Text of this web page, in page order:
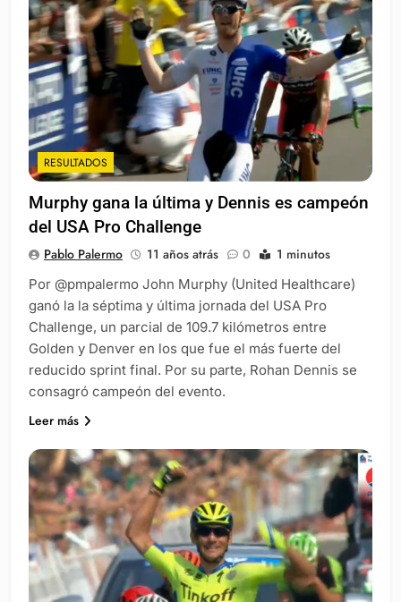
RESULTADOS
Murphy gana la última y Dennis es campeón
del USA Pro Challenge
Pablo Palermo 11 años atrás 0 1 minutos
Por @pmpalermo John Murphy (United Healthcare)
ganó la la séptima y última jornada del USA Pro
Challenge, un parcial de 109.7 kilómetros entre
Golden y Denver en los que fue el más fuerte del
reducido sprint final. Por su parte, Rohan Dennis se
consagró campeón del evento.
Leer más